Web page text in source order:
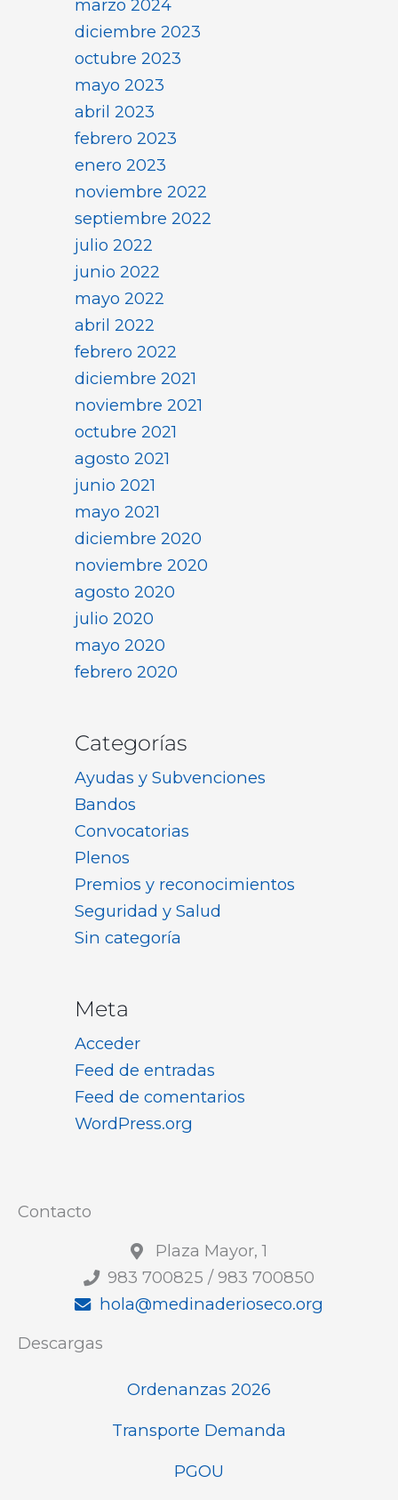
marzo 2024
diciembre 2023
octubre 2023
mayo 2023
abril 2023
febrero 2023
enero 2023
noviembre 2022
septiembre 2022
julio 2022
junio 2022
mayo 2022
abril 2022
febrero 2022
diciembre 2021
noviembre 2021
octubre 2021
agosto 2021
junio 2021
mayo 2021
diciembre 2020
noviembre 2020
agosto 2020
julio 2020
mayo 2020
febrero 2020
Categorías
Ayudas y Subvenciones
Bandos
Convocatorias
Plenos
Premios y reconocimientos
Seguridad y Salud
Sin categoría
Meta
Acceder
Feed de entradas
Feed de comentarios
WordPress.org
Contacto
Plaza Mayor, 1
983 700825 / 983 700850
hola@medinaderioseco.org
Descargas
Ordenanzas 2026
Transporte Demanda
PGOU